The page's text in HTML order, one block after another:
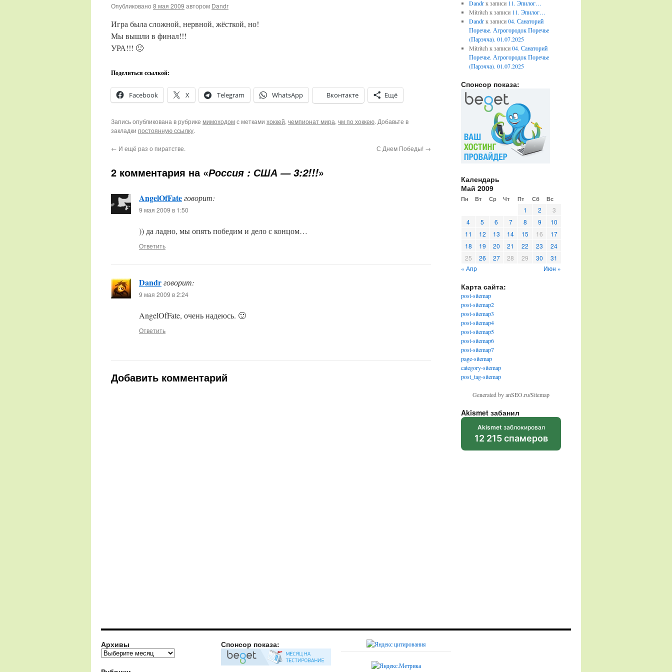
Опубликовано 8 мая 2009 автором Dandr
Игра была сложной, нервной, жёсткой, но!
Мы вышли в финал!!!
УРА!!! 🙂
Поделиться ссылкой:
Facebook X Telegram WhatsApp Вконтакте Ещё
Запись опубликована в рубрике мимоходомс метками хоккей, чемпионат мира, чм по хоккею. Добавьте в
закладки постоянную ссылку.
← И ещё раз о пиратстве. С Днем Победы! →
2 комментария на «Россия : США — 3:2!!!»
AngelOfFateговорит:
9 мая 2009 в 1:50
)) да ладно, мы опять победим и дело с концом…
Ответить
Dandrговорит:
9 мая 2009 в 2:24
AngelOfFate, очень надеюсь. 🙂
Ответить
Добавить комментарий
Dandrк записи 11. Эпилог…
Mitritch к записи 11. Эпилог…
Dandrк записи04. Санаторий
Поречье. Агрогородок Поречье
(Парэчча). 01.07.2025
Mitritch к записи04. Санаторий
Поречье. Агрогородок Поречье
(Парэчча). 01.07.2025
Спонсор показа:
Календарь
Май 2009
Пн Вт Ср Чт Пт Сб Вс
1 2
3
4
5 6 7 8 9
10
11
12 13 14 15 16
17
18
19 20 21 22 23
24
25
26 27 28 29 30
31
« Апр
Июн »
Карта сайта:
post-sitemap
post-sitemap2
post-sitemap3
post-sitemap4
post-sitemap5
post-sitemap6
post-sitemap7
page-sitemap
category-sitemap
post_tag-sitemap
Generated by anSEO.ru/Sitemap
Akismet забанил
Akismet заблокировал
12 215 спамеров
Архивы
Архивы
Спонсор показа: